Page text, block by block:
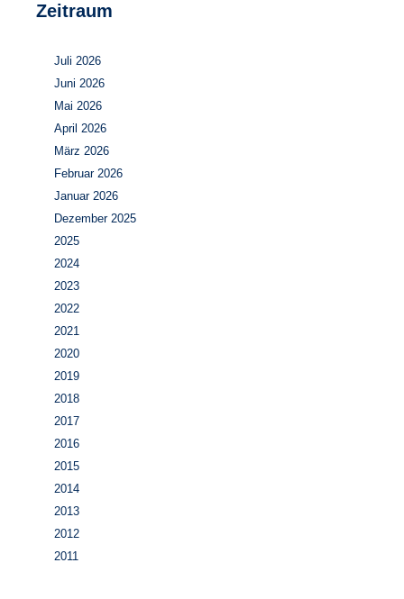
Zeitraum
Juli 2026
Juni 2026
Mai 2026
April 2026
März 2026
Februar 2026
Januar 2026
Dezember 2025
2025
2024
2023
2022
2021
2020
2019
2018
2017
2016
2015
2014
2013
2012
2011